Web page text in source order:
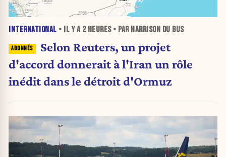
INTERNATIONAL • IL Y A 2 HEURES• PAR HARRISON DU BUS
Selon Reuters, un projet
d'accord donnerait à l'Iran un rôle
inédit dans le détroit d'Ormuz